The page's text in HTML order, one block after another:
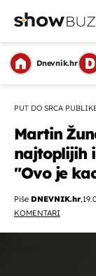
Dnevnik.hr
PUT DO SRCA
Martin
najtoplijih
"Ovo je
Piše DNEVNIK.hr,
KOMENTARI